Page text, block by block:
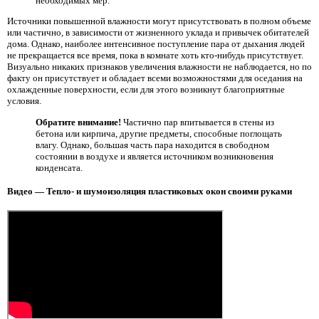
Источники повышенной влажности могут присутствовать в полном объеме
или частично, в зависимости от жизненного уклада и привычек обитателей
дома. Однако, наиболее интенсивное поступление пара от дыхания людей
не прекращается все время, пока в комнате хоть кто-нибудь присутствует.
Визуально никаких признаков увеличения влажности не наблюдается, но по
факту он присутствует и обладает всеми возможностями для оседания на
охлажденные поверхности, если для этого возникнут благоприятные
условия.
Обратите внимание! Частично пар впитывается в стены из
бетона или кирпича, другие предметы, способные поглощать
влагу. Однако, большая часть пара находится в свободном
состоянии в воздухе и является источником возникновения
конденсата.
Видео — Тепло- и шумоизоляция пластиковых окон своими руками